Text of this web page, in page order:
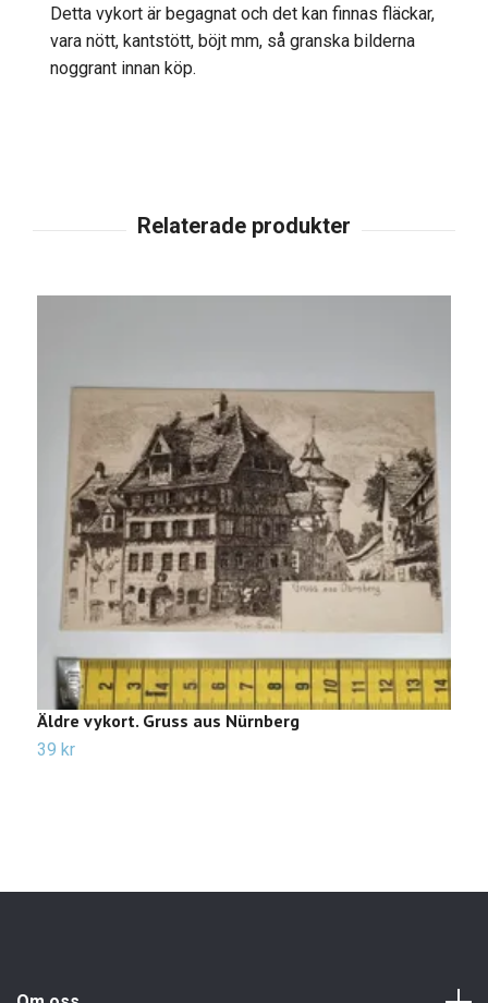
Detta vykort är begagnat och det kan finnas fläckar,
vara nött, kantstött, böjt mm, så granska bilderna
noggrant innan köp.
Äldre vykort. Gruss aus Nürnberg
39 kr